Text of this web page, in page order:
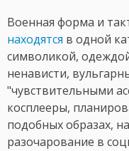
Военная форма и
находятся в одной
символикой,
ненависти,
"чувствительными
косплееры,
подобных образах,
разочарование в